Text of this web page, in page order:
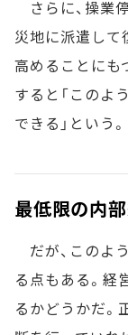
さらに、操業
災地に派遣して
高めることにも
すると「このよ
できる」という。
最低限の内部
だが、このよ
る点もある。経
るかどうかだ。